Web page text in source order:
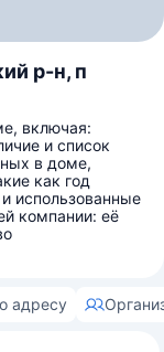
р-н, п
включая:
и список
в доме,
как год
использованные
компании: её
адресу